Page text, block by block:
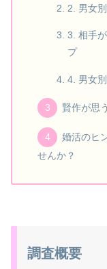
2. 男女
3. 相手
プ
4. 男女
賢作が思
婚活のヒ
せんか？
調査概要